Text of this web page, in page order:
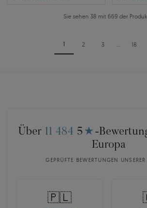
Sie sehen 38 mit 669 der
1 2 3 … 18
Über 11 484 5 ★ -
Europa
GEPRÜFTE BEWERTUNGEN
🇵🇱